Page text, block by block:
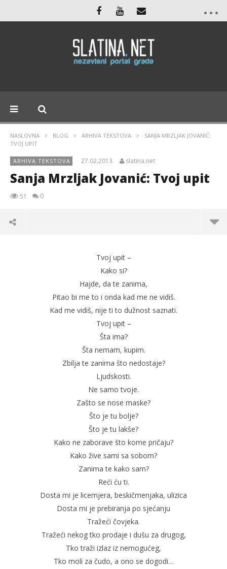
NASLOVNA BLOG ARHIVA TEKSTOVA
SANJA MRZLJAK JOVANIĆ:
TVOJ UPIT
ARHIVA TEKSTOVA 27.02.2013. slatina.net
Sanja Mrzljak Jovanić: Tvoj upit
51 0
Tvoj upit –
Kako si?
Hajde, da te zanima,
Pitao bi me to i onda kad me ne vidiš.
Kad me vidiš, nije ti to dužnost saznati.
Tvoj upit –
Šta ima?
Šta nemam, kupim.
Zbilja te zanima što nedostaje?
Ljudskosti.
Ne samo tvoje.
Zašto se nose maske?
Što je tu bolje?
Što je tu lakše?
Kako ne zaborave što kome pričaju?
Kako žive sami sa sobom?
Zanima te kako sam?
Reći ću ti.
Dosta mi je licemjera, beskičmenjaka, ulizica
Dosta mi je prebiranja po sjećanju
Tražeći čovjeka.
Tražeći nekog tko prodaje i dušu za drugog,
Tko traži izlaz iz nemogućeg,
Tko moli za čudo, a ono se dogodi…